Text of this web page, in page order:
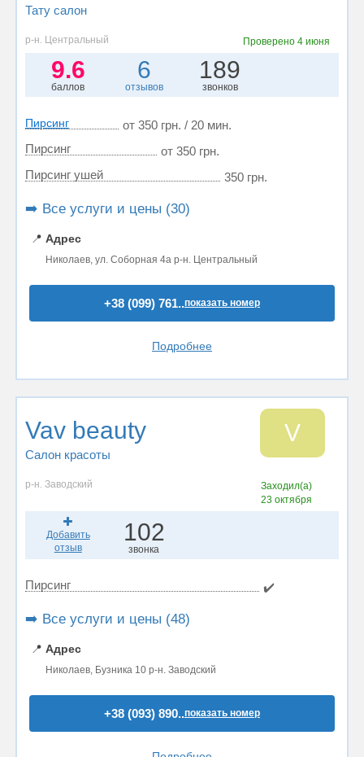
Тату салон
р-н. Центральный Проверено4 июня
9.6
баллов
6
отзывов
189
звонков
Пирсинг
от 350 грн. / 20 мин.
Пирсинг
от 350 грн.
Пирсинг ушей
350 грн.
➡️ Все услуги и цены (30)
📍 Адрес
Николаев, ул. Соборная 4а р-н. Центральный
+38 (099) 761..показать номер
Подробнее
Vav beauty
Салон красоты
V
р-н. Заводский
Заходил(а)
23 октября
Добавить
отзыв
102
звонка
Пирсинг ✔️
➡️ Все услуги и цены (48)
📍 Адрес
Николаев, Бузника 10 р-н. Заводский
+38 (093) 890..показать номер